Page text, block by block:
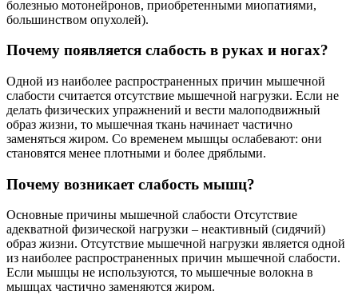
болезнью мотонейронов, приобретенными миопатиями,
большинством опухолей).
Почему появляется слабость в руках и ногах?
Одной из наиболее распространенных причин мышечной
слабости считается отсутствие мышечной нагрузки. Если не
делать физических упражнений и вести малоподвижный
образ жизни, то мышечная ткань начинает частично
заменяться жиром. Со временем мышцы ослабевают: они
становятся менее плотными и более дряблыми.
Почему возникает слабость мышц?
Основные причины мышечной слабости Отсутствие
адекватной физической нагрузки – неактивный (сидячий)
образ жизни. Отсутствие мышечной нагрузки является одной
из наиболее распространенных причин мышечной слабости.
Если мышцы не используются, то мышечные волокна в
мышцах частично заменяются жиром.